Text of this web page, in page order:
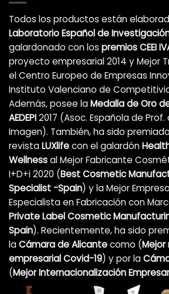
Todos los productos están
Laboratorio Español de
galardonado con los premios CEEI
proyecto empresarial 2014 y Mejor
el Centro Europeo de Empresas
Instituto Valenciano de
Además, posee laMedalla de Oro
AEDEPI2017 (Asoc. Española de Prof.
Imagen). También, ha sido
revistaLUXlifecon el galardón
Wellnessal Mejor Fabricante
I+D+i 2020 (Best Cosmetic
Specialist -Spain) y la Mejor
Especialista en Fabricación con
Private Label Cosmetic
Spain). Recientemente, ha sido
laCámara de Alicantecomo (Mejor
empresarial Covid-19) y por la
(Mejor Internacionalización